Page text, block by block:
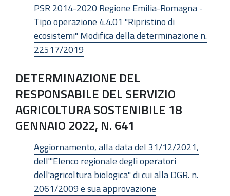
PSR 2014-2020 Regione Emilia-Romagna -
Tipo operazione 4.4.01 "Ripristino di
ecosistemi" Modifica della determinazione n.
22517/2019
DETERMINAZIONE DEL
RESPONSABILE DEL SERVIZIO
AGRICOLTURA SOSTENIBILE 18
GENNAIO 2022, N. 641
Aggiornamento, alla data del 31/12/2021,
dell'"Elenco regionale degli operatori
dell'agricoltura biologica" di cui alla DGR. n.
2061/2009 e sua approvazione